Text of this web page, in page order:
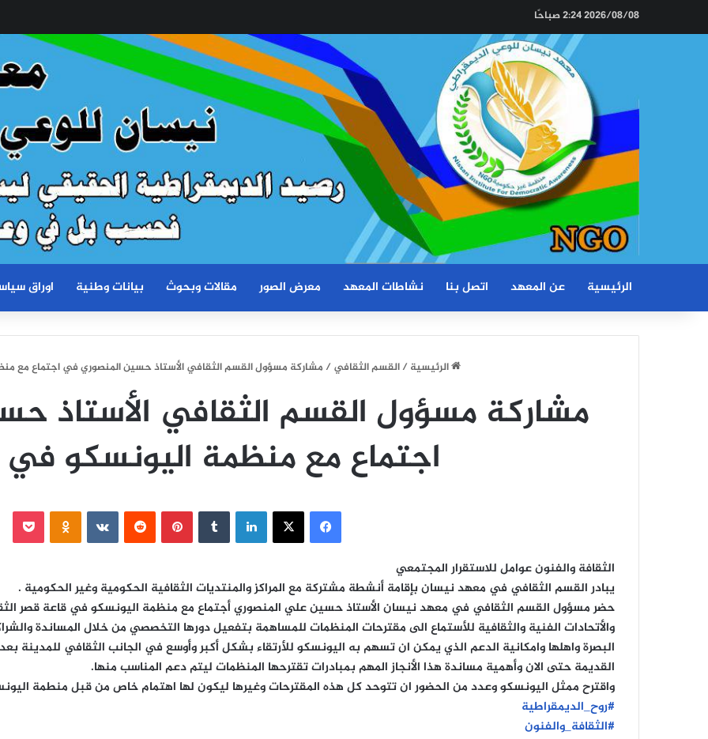
2026/08/08 2:24 صباحًا
الرئيسية عن المعهد اتصل بنا نشاطات المعهد معرض الصور مقالات وبحوث بيانات وطنية اوراق
الرئيسية / القسم الثقافي / مشاركة مسؤول القسم الثقافي الأستاذ حسين المنصوري في اجتماع مع
مشاركة مسؤول القسم الثقافي الأستاذ
اجتماع مع منظمة اليونسكو في
فيسبوك ‫X لينكدإن بينتيريست
الثقافة والفنون عوامل للاستقرار المجتمعي
يبادر القسم الثقافي في معهد نيسان بإقامة أنشطة مشتركة مع المراكز والمنتديات الثقافية الحكومية وغير الحكومية .
حضر مسؤول القسم الثقافي في معهد نيسان الأستاذ حسين علي المنصوري أجتماع مع منظمة اليونسكو في قاعة قصر
والأتحادات الفنية والثقافية للأستماع الى مقترحات المنظمات للمساهمة بتفعيل دورها التخصصي من خلال المساندة
البصرة واهلها وامكانية الدعم الذي يمكن ان تسهم به اليونسكو للأرتقاء بشكل أكبر وأوسع في الجانب الثقافي للمدينة
القديمة حتى الان وأهمية مساندة هذا الأنجاز المهم بمبادرات تقترحها المنظمات ليتم دعم المناسب منها.
واقترح ممثل اليونسكو وعدد من الحضور ان تتوحد كل هذه المقترحات وغيرها ليكون لها اهتمام خاص من قبل منطمة
#روح_الديمقراطية
#الثقافة_والفنون